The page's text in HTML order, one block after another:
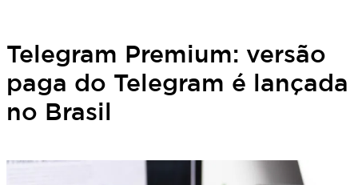
Telegram Premium: versão
paga do Telegram é lançada
no Brasil